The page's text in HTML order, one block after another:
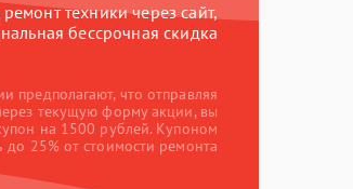
техники через сайт,
бессрочная скидка
предполагают, что отправляя
текущую форму акции, вы
на 1500 рублей. Купоном
до 25% от стоимости ремонта